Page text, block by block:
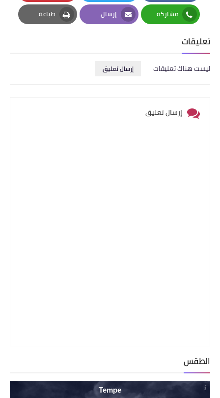
Facebook
Twitter
Pinterest
مشاركة
Whatsapp
إرسال
Email
طباعة
Print
تعليقات
ليست هناك تعليقات إرسال تعليق
إرسال تعليق
الطقس
Tempe